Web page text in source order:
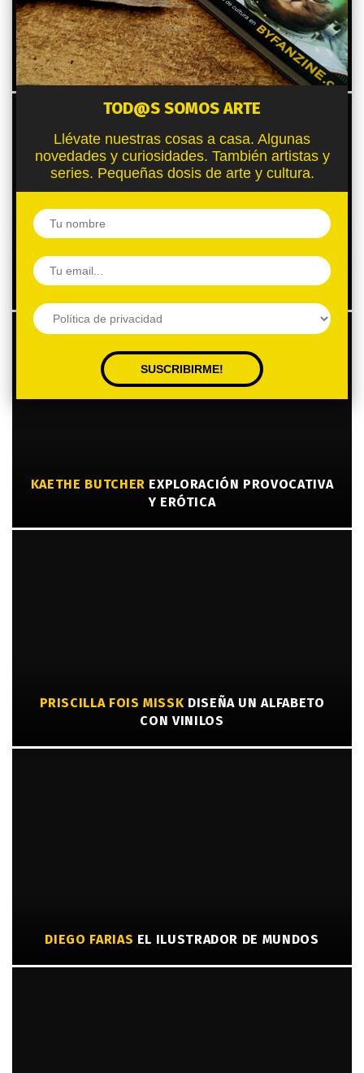
LUISA AZEVEDO, CREACIONES FANTÁSTICAS
QUE TRIUNFAN EN INSTAGRAM
LAS FASCINANTES ESCULTURAS DE
WIGHT
KAETHE BUTCHER EXPLORACIÓN PROVOCATIVA
Y ERÓTICA
PRISCILLA FOIS MISSK DISEÑA UN ALFABETO
CON VINILOS
DIEGO FARIAS EL ILUSTRADOR DE MUNDOS
TOD@S SOMOS ARTE
Llévate nuestras cosas a casa. Algunas
novedades y curiosidades. También artistas y
series. Pequeñas dosis de arte y cultura.